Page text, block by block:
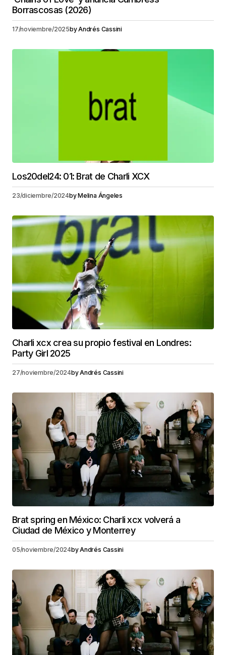
Borrascosas (2026)
17/noviembre/2025byAndrés Cassini
Los20del24: 01: Brat de Charli XCX
23/diciembre/2024byMelina Ángeles
Charli xcx crea su propio festival en Londres:
Party Girl 2025
27/noviembre/2024byAndrés Cassini
Brat spring en México: Charli xcx volverá a
Ciudad de México y Monterrey
05/noviembre/2024byAndrés Cassini